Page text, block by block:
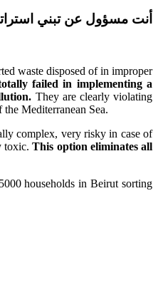
أنت مسؤول عن تبني
waste disposed of in improper
failed in implementing a
They are clearly violating
Mediterranean Sea.
complex, very risky in case of
toxic.This option eliminates all
households in Beirut sorting